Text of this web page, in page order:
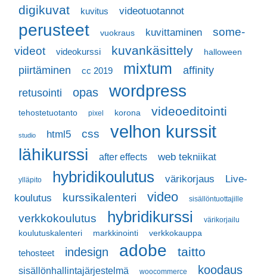
digikuvat kuvitus videotuotannot
perusteet vuokraus kuvittaminen
some-
videot
videokurssi kuvankäsittely halloween
piirtäminen cc 2019 mixtum affinity
retusointi opas wordpress
tehostetuotanto pixel korona videoeditointi
studio html5 css velhon kurssit
lähikurssi after effects web tekniikat
ylläpito hybridikoulutus värikorjaus
Live-
koulutus
kurssikalenteri video sisällöntuottajille
verkkokoulutus hybridikurssi värikorjailu
koulutuskalenteri markkinointi verkkokauppa
tehosteet indesign adobe taitto
sisällönhallintajärjestelmä woocommerce koodaus